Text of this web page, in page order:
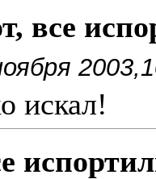
все
искал!